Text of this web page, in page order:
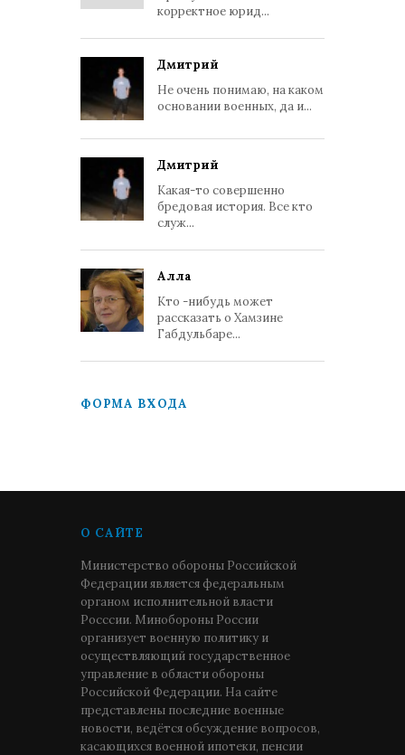
корректное юрид...
Дмитрий
Не очень понимаю, на каком
основании военных, да и...
Дмитрий
Какая-то совершенно
бредовая история. Все кто
служ...
Алла
Кто -нибудь может
рассказать о Хамзине
Габдульбаре...
ФОРМА ВХОДА
О САЙТЕ
Министерство обороны Российской
Федерации является федеральным
органом исполнительной власти
Росссии. Минобороны России
организует военную политику и
осуществляющий государственное
управление в области обороны
Российской Федерации. На сайте
представлены последние военные
новости, ведётся обсуждение вопросов,
касающихся военной ипотеки, пенсии